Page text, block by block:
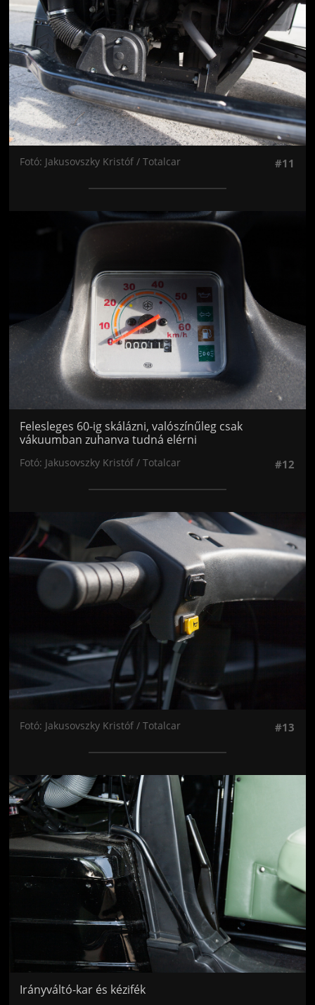
Fotó: Jakusovszky Kristóf / Totalcar #11
Felesleges 60-ig skálázni, valószínűleg csak
vákuumban zuhanva tudná elérni
Fotó: Jakusovszky Kristóf / Totalcar #12
Jön még kép!
Fotó: Jakusovszky Kristóf / Totalcar #13
Jön még kép!
Irányváltó-kar és kézifék